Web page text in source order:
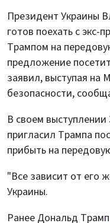
Президент Украины
готов поехать с
Трампом на
предложение
заявил, выступая на
безопасности,
В своем
пригласил Трампа
прибыть на
"Все зависит от его
Украины.
Ранее Дональд Трамп